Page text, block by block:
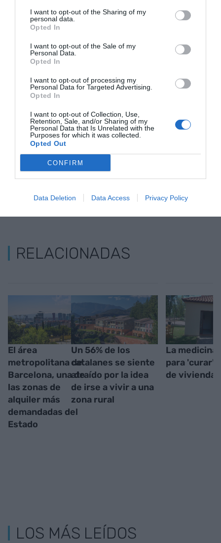
I want to opt-out of the Sharing of my
personal data.
Opted In
I want to opt-out of the Sale of my
Personal Data.
Opted In
I want to opt-out of processing my
Personal Data for Targeted Advertising.
Opted In
I want to opt-out of Collection, Use,
Retention, Sale, and/or Sharing of my
Personal Data that Is Unrelated with the
Purposes for which it was collected.
Opted Out
CONFIRM
Data Deletion Data Access Privacy Policy
desplazamientos (9.608 en 2021) también es
inferior a la de la gente que marcha de la ciudad al
campo, pero en este caso se debe al reducido
número de personas que viven en un entorno
de Google de forma gratuita
Mantente informado con las últimas noticias de
actualidad
ACTIVAR AHORA
RELACIONADAS
El área
metropolitana de
Barcelona, una de
las zonas de
alquiler más
demandadas del
Estado
Un 56% de los
catalanes se siente
atraído por la idea
de irse a vivir a una
zona rural
La medicina
para 'curar'
de vivienda
LOS MÁS LEÍDOS